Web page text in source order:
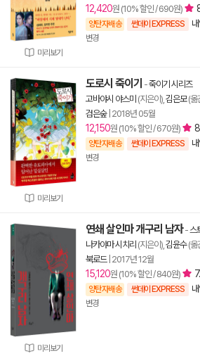
미리보기
12,420원 (10% 할인 / 690원)
양탄자배송 썬데이 EXPRESS
변경
미리보기
도로시 죽이기 -죽이기 시리즈
고바야시 야스미 (지은이), 김은모(옮
검은숲| 2018년 05월
12,150원 (10% 할인 / 670원)
양탄자배송 썬데이 EXPRESS
변경
미리보기
연쇄 살인마 개구리 남자-스
나카야마 시치리 (지은이), 김윤수(옮
북로드| 2017년 12월
15,120원 (10% 할인 / 840원)
양탄자배송 썬데이 EXPRESS
변경